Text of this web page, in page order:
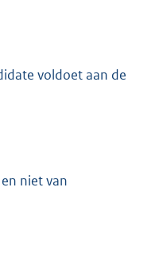
voldoet aan de
niet van